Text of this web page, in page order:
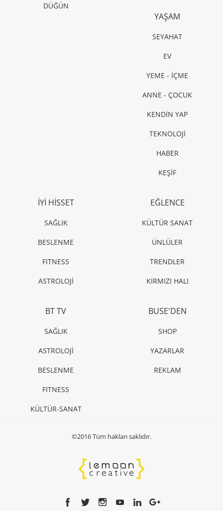
DÜĞÜN
YAŞAM
SEYAHAT
EV
YEME - İÇME
ANNE - ÇOCUK
KENDİN YAP
TEKNOLOJİ
HABER
KEŞİF
İYİ HİSSET
SAĞLIK
BESLENME
FITNESS
ASTROLOJİ
EĞLENCE
KÜLTÜR SANAT
ÜNLÜLER
TRENDLER
KIRMIZI HALI
BT TV
SAĞLIK
ASTROLOJİ
BESLENME
FITNESS
KÜLTÜR-SANAT
BUSE'DEN
SHOP
YAZARLAR
REKLAM
©2016 Tüm hakları saklıdır.